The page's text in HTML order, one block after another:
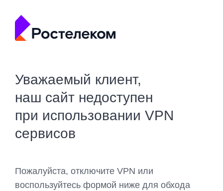
Уважаемый клиент,
наш сайт недоступен
при использовании VPN
сервисов
Пожалуйста, отключите VPN или
воспользуйтесь формой ниже для обхода